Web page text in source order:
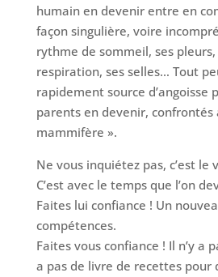
humain en devenir entre en
façon singulière, voire
rythme de sommeil, ses pleurs,
respiration, ses selles… Tout
rapidement source d’angoisse
parents en devenir, confrontés
mammifère ».
Ne vous inquiétez pas, c’est le
C’est avec le temps que l’on
Faites lui confiance ! Un
compétences.
Faites vous confiance ! Il n’y a
a pas de livre de recettes pour